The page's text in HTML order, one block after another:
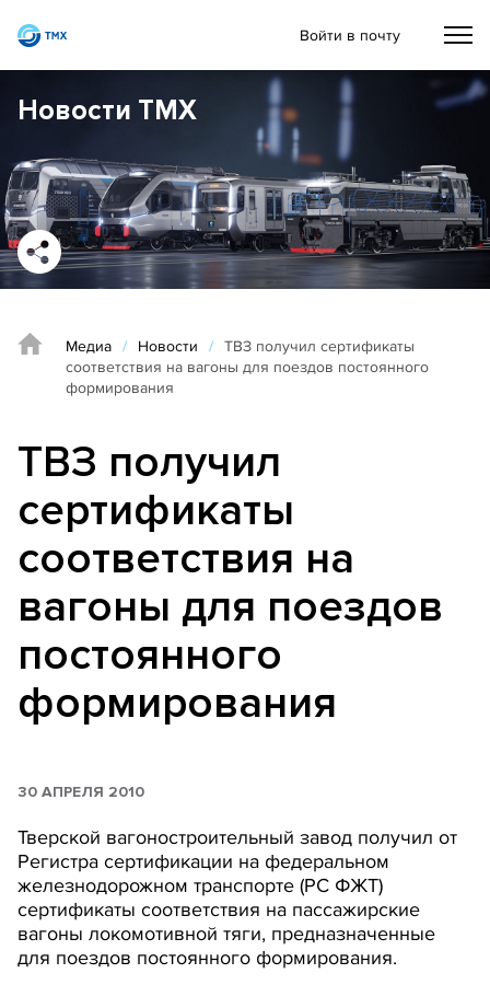
Войти в почту
Новости ТМХ
Медиа / Новости / ТВЗ получил сертификаты
соответствия на вагоны для поездов постоянного
формирования
ТВЗ получил
сертификаты
соответствия на
вагоны для поездов
постоянного
формирования
30 АПРЕЛЯ 2010
Тверской вагоностроительный завод получил от
Регистра сертификации на федеральном
железнодорожном транспорте (РС ФЖТ)
сертификаты соответствия на пассажирские
вагоны локомотивной тяги, предназначенные
для поездов постоянного формирования.